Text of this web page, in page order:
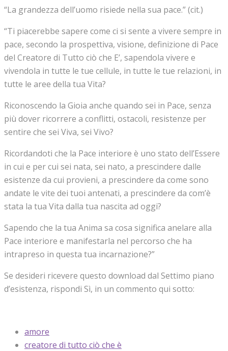
“La grandezza dell’uomo risiede nella sua pace.” (cit.)
“Ti piacerebbe sapere come ci si sente a vivere sempre in
pace, secondo la prospettiva, visione, definizione di Pace
del Creatore di Tutto ciò che E’, sapendola vivere e
vivendola in tutte le tue cellule, in tutte le tue relazioni, in
tutte le aree della tua Vita?
Riconoscendo la Gioia anche quando sei in Pace, senza
più dover ricorrere a conflitti, ostacoli, resistenze per
sentire che sei Viva, sei Vivo?
Ricordandoti che la Pace interiore è uno stato dell’Essere
in cui e per cui sei nata, sei nato, a prescindere dalle
esistenze da cui provieni, a prescindere da come sono
andate le vite dei tuoi antenati, a prescindere da com’è
stata la tua Vita dalla tua nascita ad oggi?
Sapendo che la tua Anima sa cosa significa anelare alla
Pace interiore e manifestarla nel percorso che ha
intrapreso in questa tua incarnazione?”
Se desideri ricevere questo download dal Settimo piano
d’esistenza, rispondi Sì, in un commento qui sotto:
amore
creatore di tutto ciò che è